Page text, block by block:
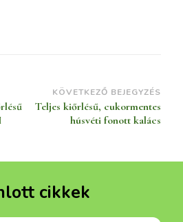
KÖVETKEZŐ BEJEGYZÉS
Teljes kiőrlésű, cukormentes
húsvéti fonott kalács
cikkek